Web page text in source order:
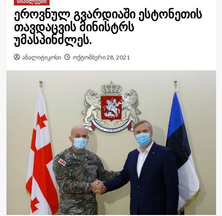
ეროვნულ გვარდიაში ესტონეთის
თავდაცვის მინისტრს
უმასპინძლეს.
ანალიტიკოსი ოქტომბერი 28, 2021